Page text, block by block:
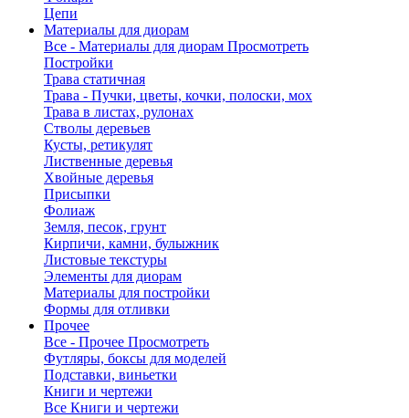
Цепи
Материалы для диорам
Все - Материалы для диорам Просмотреть
Постройки
Трава статичная
Трава - Пучки, цветы, кочки, полоски, мох
Трава в листах, рулонах
Стволы деревьев
Кусты, ретикулят
Лиственные деревья
Хвойные деревья
Присыпки
Фолиаж
Земля, песок, грунт
Кирпичи, камни, булыжник
Листовые текстуры
Элементы для диорам
Материалы для постройки
Формы для отливки
Прочее
Все - Прочее Просмотреть
Футляры, боксы для моделей
Подставки, виньетки
Книги и чертежи
Все Книги и чертежи